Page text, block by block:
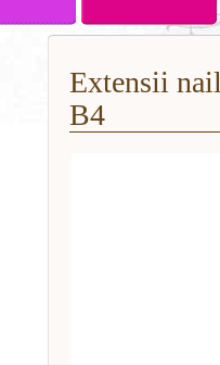
Extensii
B4